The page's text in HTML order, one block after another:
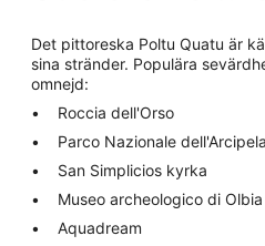
Det pittoreska Poltu Quatu är
sina stränder. Populära
omnejd:
Roccia dell'Orso
Parco Nazionale
San Simplicios kyrka
Museo archeologico di Olbia
Aquadream